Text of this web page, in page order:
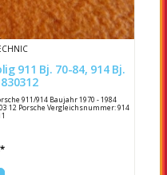
911 Bj. 70-84, 914 Bj.
911/914 Baujahr 1970 - 1984
12 Porsche Vergleichsnummer: 914